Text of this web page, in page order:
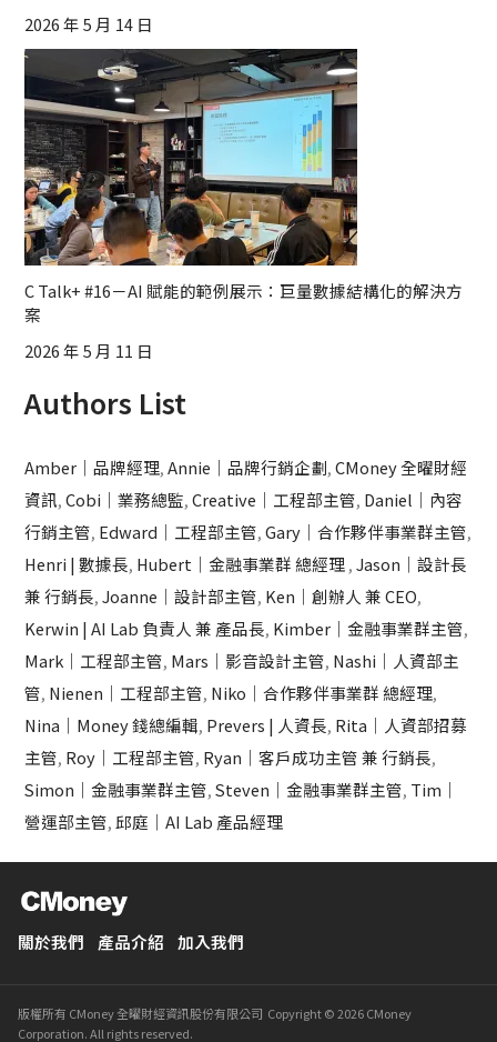
2026 年 5 月 14 日
C Talk+ #16－AI 賦能的範例展示：巨量數據結構化的解決方
案
2026 年 5 月 11 日
Authors List
Amber｜品牌經理,Annie｜品牌行銷企劃,CMoney 全曜財經
資訊,Cobi｜業務總監,Creative｜工程部主管, Daniel｜內容
行銷主管, Edward｜工程部主管,Gary｜合作夥伴事業群主管,
Henri | 數據長, Hubert｜金融事業群 總經理,Jason｜設計長
兼 行銷長,Joanne｜設計部主管, Ken｜創辦人 兼 CEO,
Kerwin | AI Lab 負責人 兼 產品長, Kimber｜金融事業群主管,
Mark｜工程部主管, Mars｜影音設計主管, Nashi｜人資部主
管, Nienen｜工程部主管, Niko｜合作夥伴事業群 總經理,
Nina｜Money 錢總編輯, Prevers | 人資長, Rita｜人資部招募
主管, Roy｜工程部主管, Ryan｜客戶成功主管 兼 行銷長,
Simon｜金融事業群主管,Steven｜金融事業群主管, Tim｜
營運部主管, 邱庭｜AI Lab 產品經理
關於我們 產品介紹 加入我們
版權所有 CMoney 全曜財經資訊股份有限公司 Copyright © 2026 CMoney
Corporation. All rights reserved.